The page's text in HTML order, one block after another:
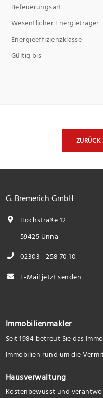
Befeuerungsart
Wesentlicher Energieträger
Energieeffizienzklasse
Gültig bis
G. Bremerich GmbH
Hochstraße 12
59425 Unna
02303 - 258 70 10
E-Mail jetzt senden
Immobilienmakler
Seit 1984 betreut Sie das
Immobilien rund um die
Hausverwaltung
Kostenbewusst und